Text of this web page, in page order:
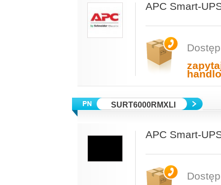
APC Smart-
SURT6000RMXLI
APC Smart-